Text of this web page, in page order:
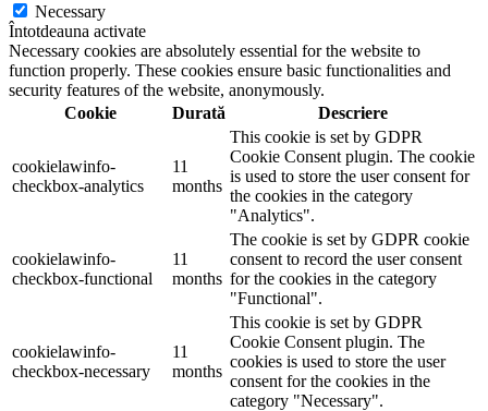
Necessary
Întotdeauna activate
Necessary cookies are absolutely essential for the website to
function properly. These cookies ensure basic functionalities and
security features of the website, anonymously.
Cookie
Durată Descriere
cookielawinfo-
checkbox-analytics
11
months
This cookie is set by GDPR
Cookie Consent plugin. The cookie
is used to store the user consent for
the cookies in the category
"Analytics".
cookielawinfo-
checkbox-functional
11
months
The cookie is set by GDPR cookie
consent to record the user consent
for the cookies in the category
"Functional".
cookielawinfo-
checkbox-necessary
11
months
This cookie is set by GDPR
Cookie Consent plugin. The
cookies is used to store the user
consent for the cookies in the
category "Necessary".